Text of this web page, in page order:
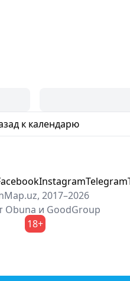
к календарю
InstagramTelegram
2017–2026
Obuna и GoodGroup
18+